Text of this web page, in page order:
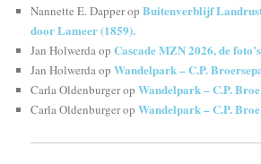
Nannette E. DapperopBuitenverblijf
door Lameer (1859).
Jan HolwerdaopCascade MZN 2026, de foto’s
Jan HolwerdaopWandelpark – C.P.
Carla OldenburgeropWandelpark – C.P.
Carla OldenburgeropWandelpark – C.P.